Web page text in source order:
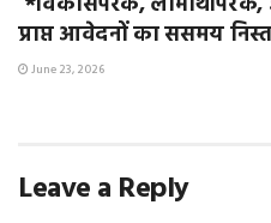
प्राप्त आवेदनों का ससमय
June 23, 2026
Leave a Reply